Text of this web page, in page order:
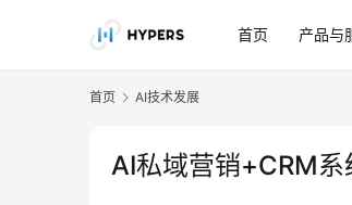
首页 产品与
首页 AI技术发展
AI私域营销+CRM系